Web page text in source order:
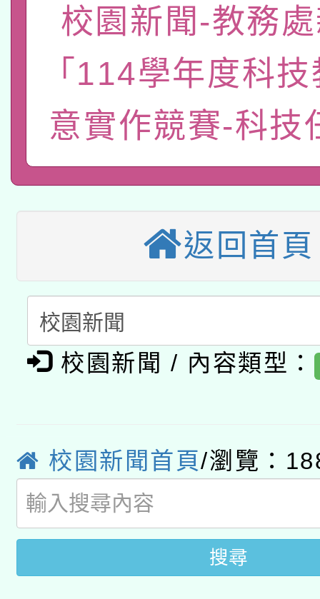
國立臺灣師範大學辦
年度健康促進學校輔導
函轉國家教育研究院
原住民族教育政策研討
族教育國際趨勢與發展
轉知教育部國民及學前
新北市政府教育局辦
師專業成長研習實施計
方素養工作坊新北場」
函轉國立臺灣師範大學
族語言臺北學習中心
「族語學習班」招生簡
轉知有關國立成功大學
文教學共融平台-教案
接種對象擴大為「滿6
接種之民眾」措施，延
月28日止
轉知經濟部水利署委託
業技術研究院辦理「
動」
115年8月22日(星期六
桃園市孔廟祈福系列
開 智慧啟航」
2026年桃園地景藝術
「2026桃園藝術巡演
關事宜
轉知教育部國民及學前
國立臺灣師範大學辦
業成長研習」實施計畫
函轉國家教育研究院中
族教育國際趨勢與發展
新北市政府教育局辦理
師專業成長研習實施計
方素養工作坊新北場」
函轉國立臺灣師範大學
族語言臺北學習中心
「族語學習班」招生簡
轉知有關國立成功大學
文教學共融平台-教案
教育部國民及學前教育
年度COVID-19疫苗接
校園新聞-教務
「114學年度科
意實作競賽-科技
返回首頁
校園新聞 / 內容類型：
校園新聞首頁/瀏覽：
搜尋